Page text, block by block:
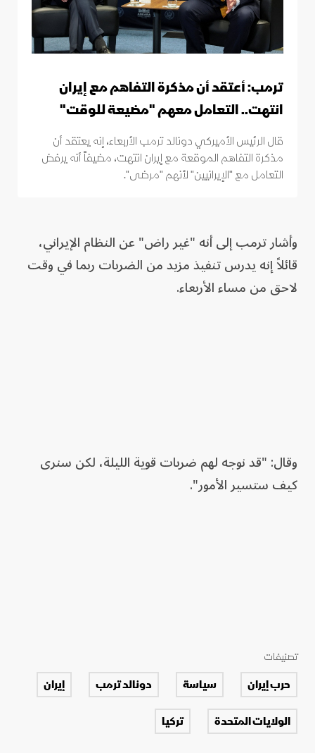
ترمب: أعتقد أن مذكرة التفاهم مع إيران
انتهت.. التعامل معهم "مضيعة للوقت"
قال الرئيس الأميركي دونالد ترمب الأربعاء، إنه يعتقد أن
مذكرة التفاهم الموقعة مع إيران انتهت، مضيفاً أنه يرفض
التعامل مع "الإيرانيين" لأنهم "مرضى".
وأشار ترمب إلى أنه "غير راض" عن النظام الإيراني،
قائلاً إنه يدرس تنفيذ مزيد من الضربات ربما في وقت
لاحق من مساء الأربعاء.
وقال: "قد نوجه لهم ضربات قوية الليلة، لكن سنرى
كيف ستسير الأمور".
تصنيفات
حرب إيران سياسة دونالد ترمب
إيران
الولايات المتحدة
تركيا